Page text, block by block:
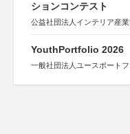
ションコンテスト
公益社団法人インテリア産
YouthPortfolio 2026
一般社団法人ユースポート